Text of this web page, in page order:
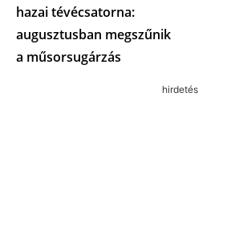
hazai tévécsatorna:
augusztusban megszűnik
a műsorsugárzás
hirdetés